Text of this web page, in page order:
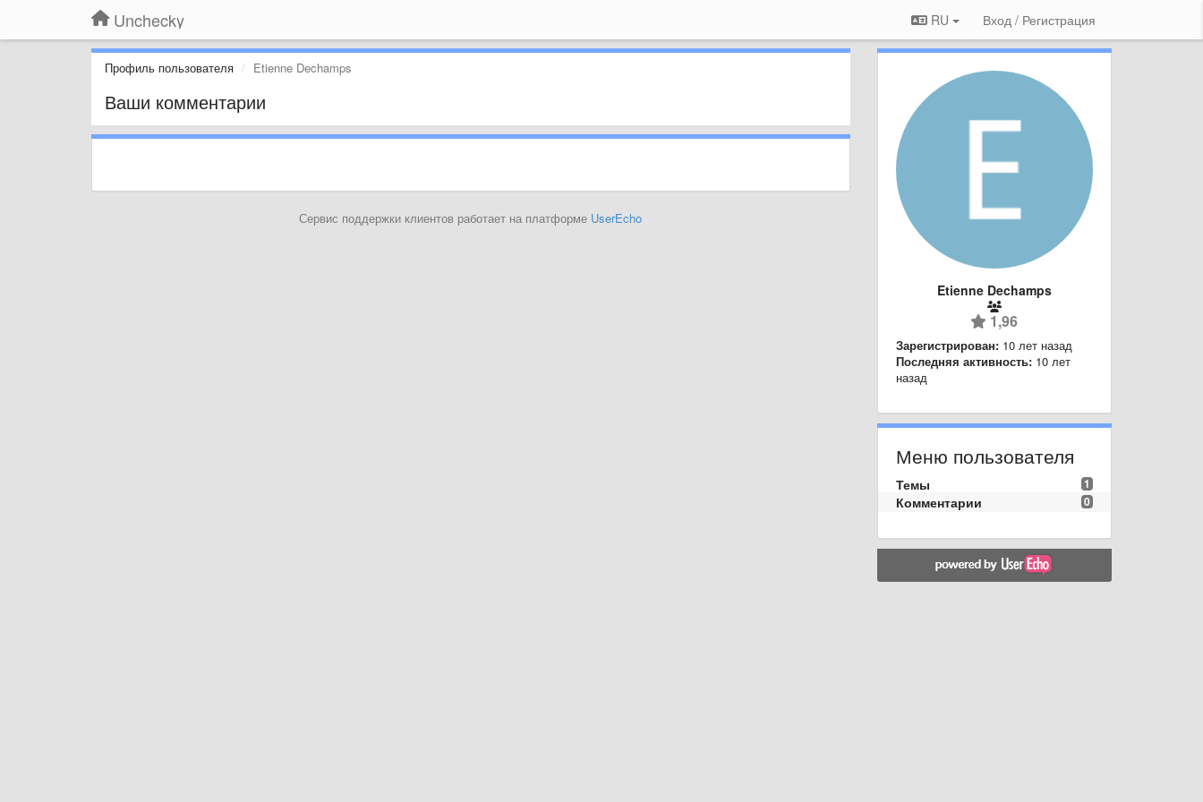
Unchecky RU Вход / Регистрация
Профиль пользователя Etienne Dechamps
Ваши комментарии
Сервис поддержки клиентов работает на платформе UserEcho
Etienne Dechamps
1,96
Зарегистрирован: 10 лет назад
Последняя активность: 10 лет
назад
Меню пользователя
1
Темы
0
Комментарии